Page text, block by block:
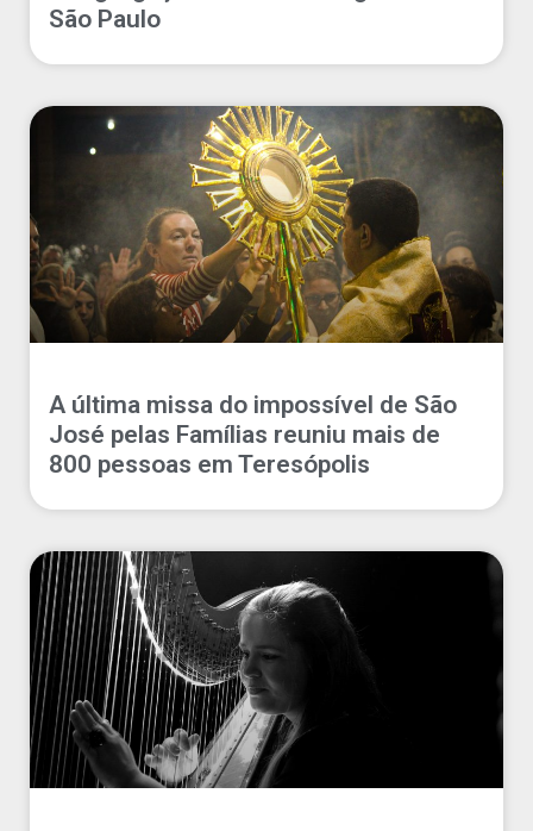
São Paulo
A última missa do impossível de São
José pelas Famílias reuniu mais de
800 pessoas em Teresópolis